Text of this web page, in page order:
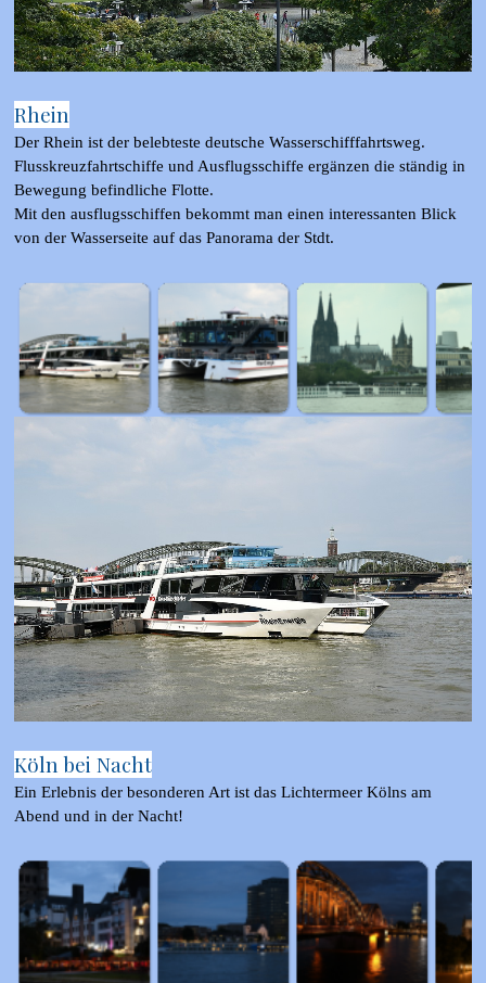
Rhein
Der Rhein ist der belebteste deutsche Wasserschifffahrtsweg.
Flusskreuzfahrtschiffe und Ausflugsschiffe ergänzen die ständig in
Bewegung befindliche Flotte.
Mit den ausflugsschiffen bekommt man einen interessanten Blick
von der Wasserseite auf das Panorama der Stdt.
Köln bei Nacht
Ein Erlebnis der besonderen Art ist das Lichtermeer Kölns am
Abend und in der Nacht!